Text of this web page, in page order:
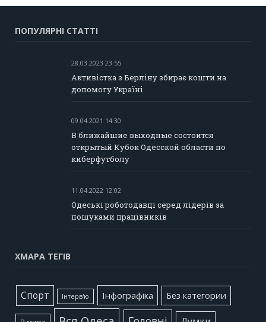
ПОПУЛЯРНІ СТАТТІ
28.03.2023 23:55
Активістка з Берліну збирає кошти на
допомогу Україні
09.04.2021 14:30
В ближайшие выходные состоится
открытый Кубок Одесской области по
киберфутболу
11.04.2022 12:02
Одеські роботодавці серед лідерів за
пошуками працівників
ХМАРА ТЕГІВ
Cпорт Інтерв'ю Інфографіка Без категории